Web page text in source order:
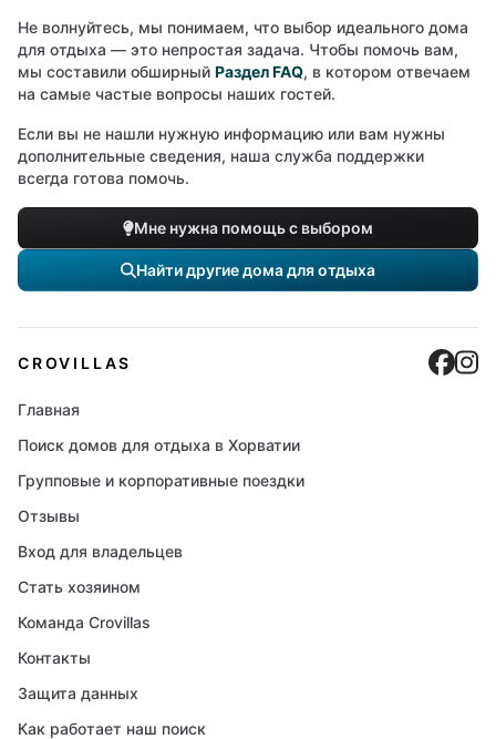
Не волнуйтесь, мы понимаем, что выбор идеального дома
для отдыха — это непростая задача. Чтобы помочь вам,
мы составили обширный Раздел FAQ, в котором отвечаем
на самые частые вопросы наших гостей.
Если вы не нашли нужную информацию или вам нужны
дополнительные сведения, наша служба поддержки
всегда готова помочь.
Мне нужна помощь с выбором
Найти другие дома для отдыха
CROVILLAS
Главная
Поиск домов для отдыха в Хорватии
Групповые и корпоративные поездки
Отзывы
Вход для владельцев
Стать хозяином
Команда Crovillas
Контакты
Защита данных
Как работает наш поиск